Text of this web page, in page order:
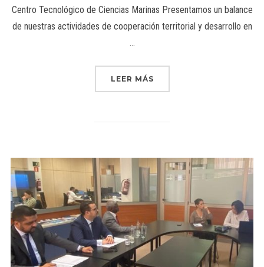
Centro Tecnológico de Ciencias Marinas Presentamos un balance
de nuestras actividades de cooperación territorial y desarrollo en
…
LEER MÁS